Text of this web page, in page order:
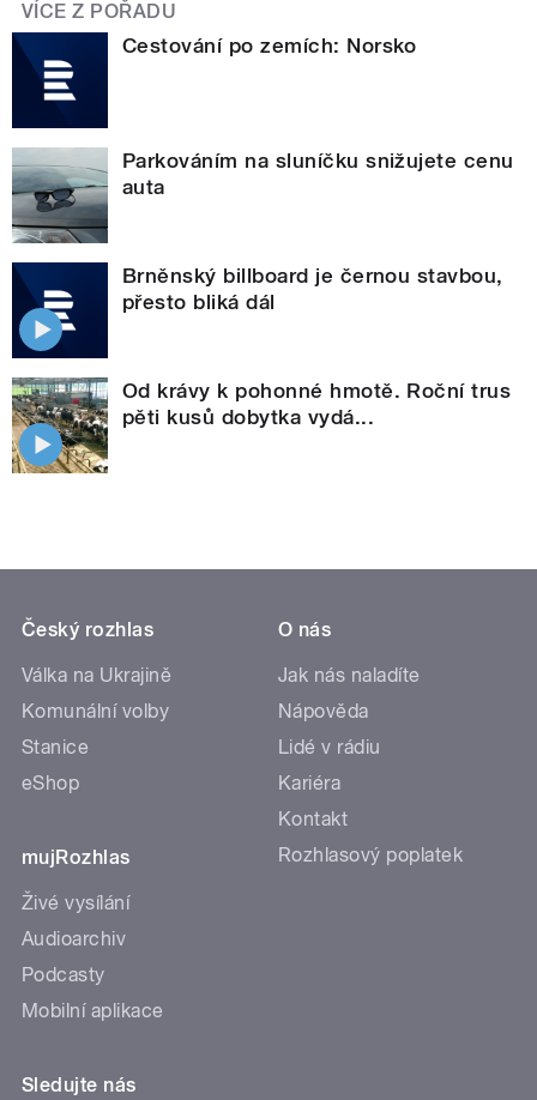
VÍCE Z POŘADU
Cestování po zemích: Norsko
Parkováním na sluníčku snižujete cenu
auta
Brněnský billboard je černou stavbou,
přesto bliká dál
Od krávy k pohonné hmotě. Roční trus
pěti kusů dobytka vydá...
Český rozhlas
Válka na Ukrajině
Komunální volby
Stanice
eShop
mujRozhlas
Živé vysílání
Audioarchiv
Podcasty
Mobilní aplikace
O nás
Jak nás naladíte
Nápověda
Lidé v rádiu
Kariéra
Kontakt
Rozhlasový poplatek
Sledujte nás